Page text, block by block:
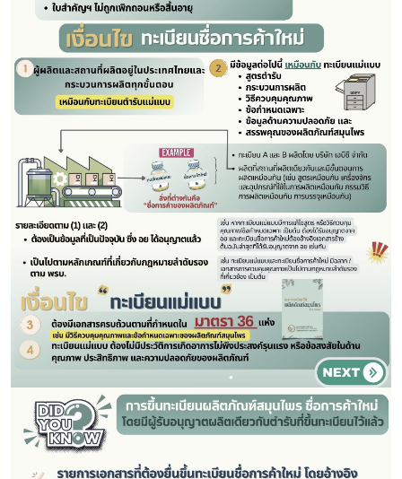
Subscribe
เลือกหัวข้อที่ท่านต้องการ Subscribe
สมุนไพรใหม่
โควิด